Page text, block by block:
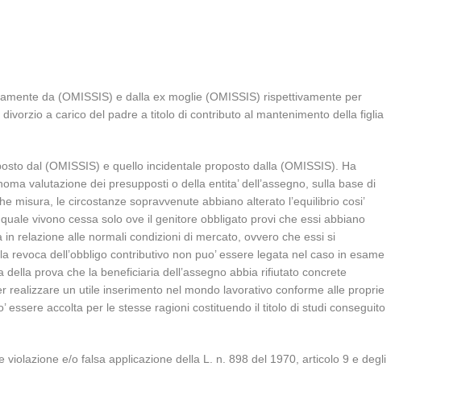
da (OMISSIS) e dalla ex moglie (OMISSIS) rispettivamente per
a carico del padre a titolo di contributo al mantenimento della figlia
dal (OMISSIS) e quello incidentale proposto dalla (OMISSIS). Ha
valutazione dei presupposti o della entita’ dell’assegno, sulla base di
le circostanze sopravvenute abbiano alterato l’equilibrio cosi’
vivono cessa solo ove il genitore obbligato provi che essi abbiano
relazione alle normali condizioni di mercato, ovvero che essi si
dell’obbligo contributivo non puo’ essere legata nel caso in esame
prova che la beneficiaria dell’assegno abbia rifiutato concrete
realizzare un utile inserimento nel mondo lavorativo conforme alle proprie
essere accolta per le stesse ragioni costituendo il titolo di studi conseguito
e/o falsa applicazione della L. n. 898 del 1970, articolo 9 e degli